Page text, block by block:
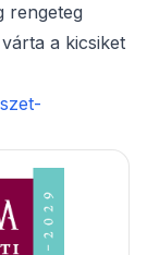
rengeteg
a kicsiket